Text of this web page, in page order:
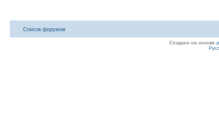
Список форумов
Создано на основе